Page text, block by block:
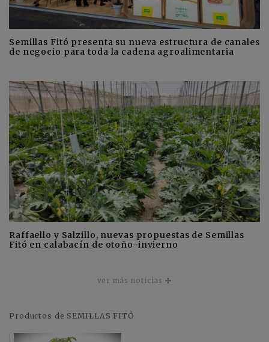
Semillas Fitó presenta su nueva estructura de canales
de negocio para toda la cadena agroalimentaria
Raffaello y Salzillo, nuevas propuestas de Semillas
Fitó en calabacín de otoño-invierno
ver más noticias
Productos de SEMILLAS FITÓ